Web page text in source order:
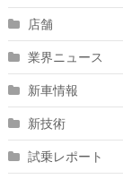
店舗
業界ニュース
新車情報
新技術
試乗レポート